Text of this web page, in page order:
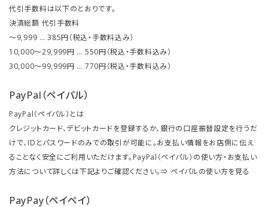
代引手数料は以下のとおりです。
決済総額 代引手数料
～9,999 … 385円（税込・手数料込み）
10,000～29,999円 … 550円（税込・手数料込み）
30,000～99,999円 … 770円（税込・手数料込み）
PayPal（ペイパル）
PayPal（ペイパル）とは
クレジットカード、デビットカードを登録するか、銀行の口座振替設定を行うだ
けで、IDとパスワードのみでの取引が可能に。お支払い情報をお店側に伝え
ることなく安全にご利用いただけます。PayPal（ペイパル）の使い方・お支払い
方法について詳しくは下記よりご確認ください。⇒ ペイパルの使い方を見る
PayPay（ペイペイ）